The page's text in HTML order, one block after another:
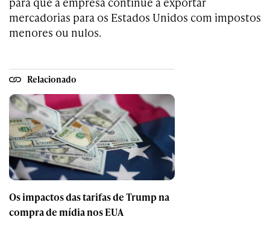
mercadorias para os Estados Unidos com impostos
menores ou nulos.
Relacionado
Os impactos das tarifas de Trump na
compra de mídia nos EUA